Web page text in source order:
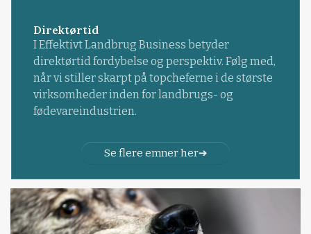
Direktørtid
I Effektivt Landbrug Business betyder
direktørtid fordybelse og perspektiv. Følg med,
når vi stiller skarpt på topcheferne i de største
virksomheder inden for landbrugs- og
fødevareindustrien.
Se flere emner her